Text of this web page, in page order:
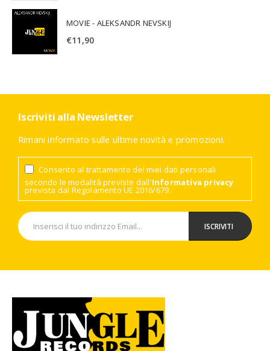
MOVIE - ALEKSANDR NEVSKIJ
€11,90
Iscriviti alla Newsletter
Rimani informato sulle ultime novità e promozioni.
Consento al trattamento dei miei dati personali
secondo le modalità previste dall'Informativa privacy
prevista dal Regolamento UE 2016/679.